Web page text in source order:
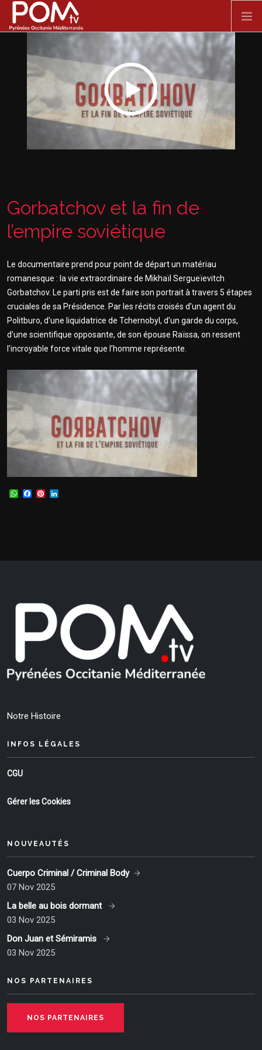
ACCUEIL
SPECTACLE VIVANT
Gorbatchov et la fin de
l’empire soviétique
Le documentaire prend pour point de départ un matériau
romanesque : la vie extraordinaire de Mikhaïl Sergueïevitch
Gorbatchov. Le parti pris est de faire son portrait à travers 5 étapes
cruciales de sa Présidence. Par les récits croisés d’un agent du
Politburo, d’une liquidatrice de Tchernobyl, d’un garde du corps,
d’une scientifique opposante, de son épouse Raïssa, on ressent
l'incroyable force vitale que l’homme représente.
WhatsApp
Facebook
Pinterest
Notre Histoire
INFOS LÉGALES
CGU
Gérer les Cookies
NOUVEAUTÉS
Cuerpo Criminal / Criminal Body
07 Nov 2025
La belle au bois dormant
03 Nov 2025
Don Juan et Sémiramis
03 Nov 2025
NOS PARTENAIRES
NOS PARTENAIRES